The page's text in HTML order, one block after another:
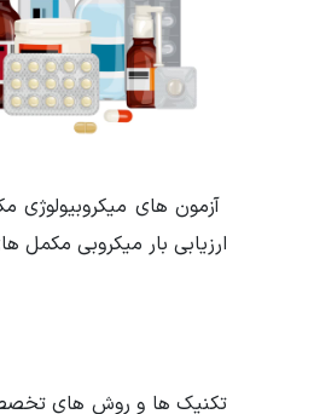
ارزیابی بار میکروبی